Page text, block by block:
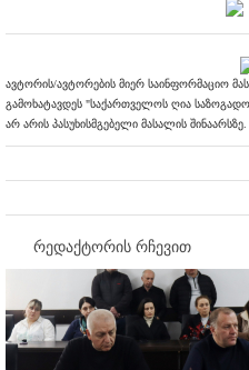
ავტორის/ავტორების მიერ საინფორმაციო
გამოხატავდეს "საქართველოს ღია
არ არის პასუხისმგებელი მასალის შინაარსზე.
რედაქტორის რჩევით